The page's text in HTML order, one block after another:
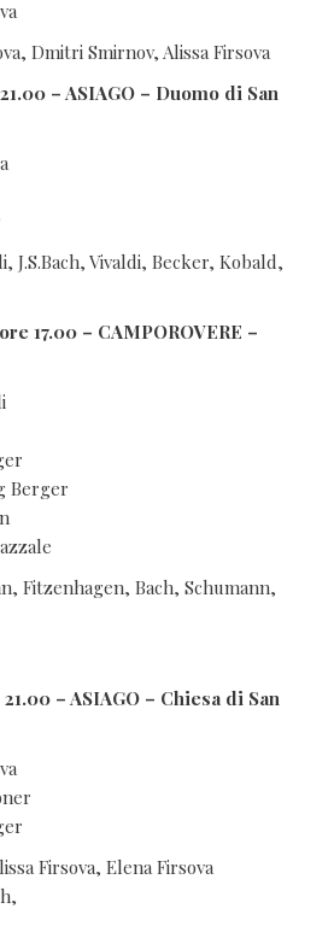
Dmitri Smirnov, Alissa Firsova
– ASIAGO – Duomo di San
J.S.Bach, Vivaldi, Becker, Kobald,
17.00 – CAMPOROVERE –
Berger
Fitzenhagen, Bach, Schumann,
– ASIAGO – Chiesa di San
Firsova, Elena Firsova